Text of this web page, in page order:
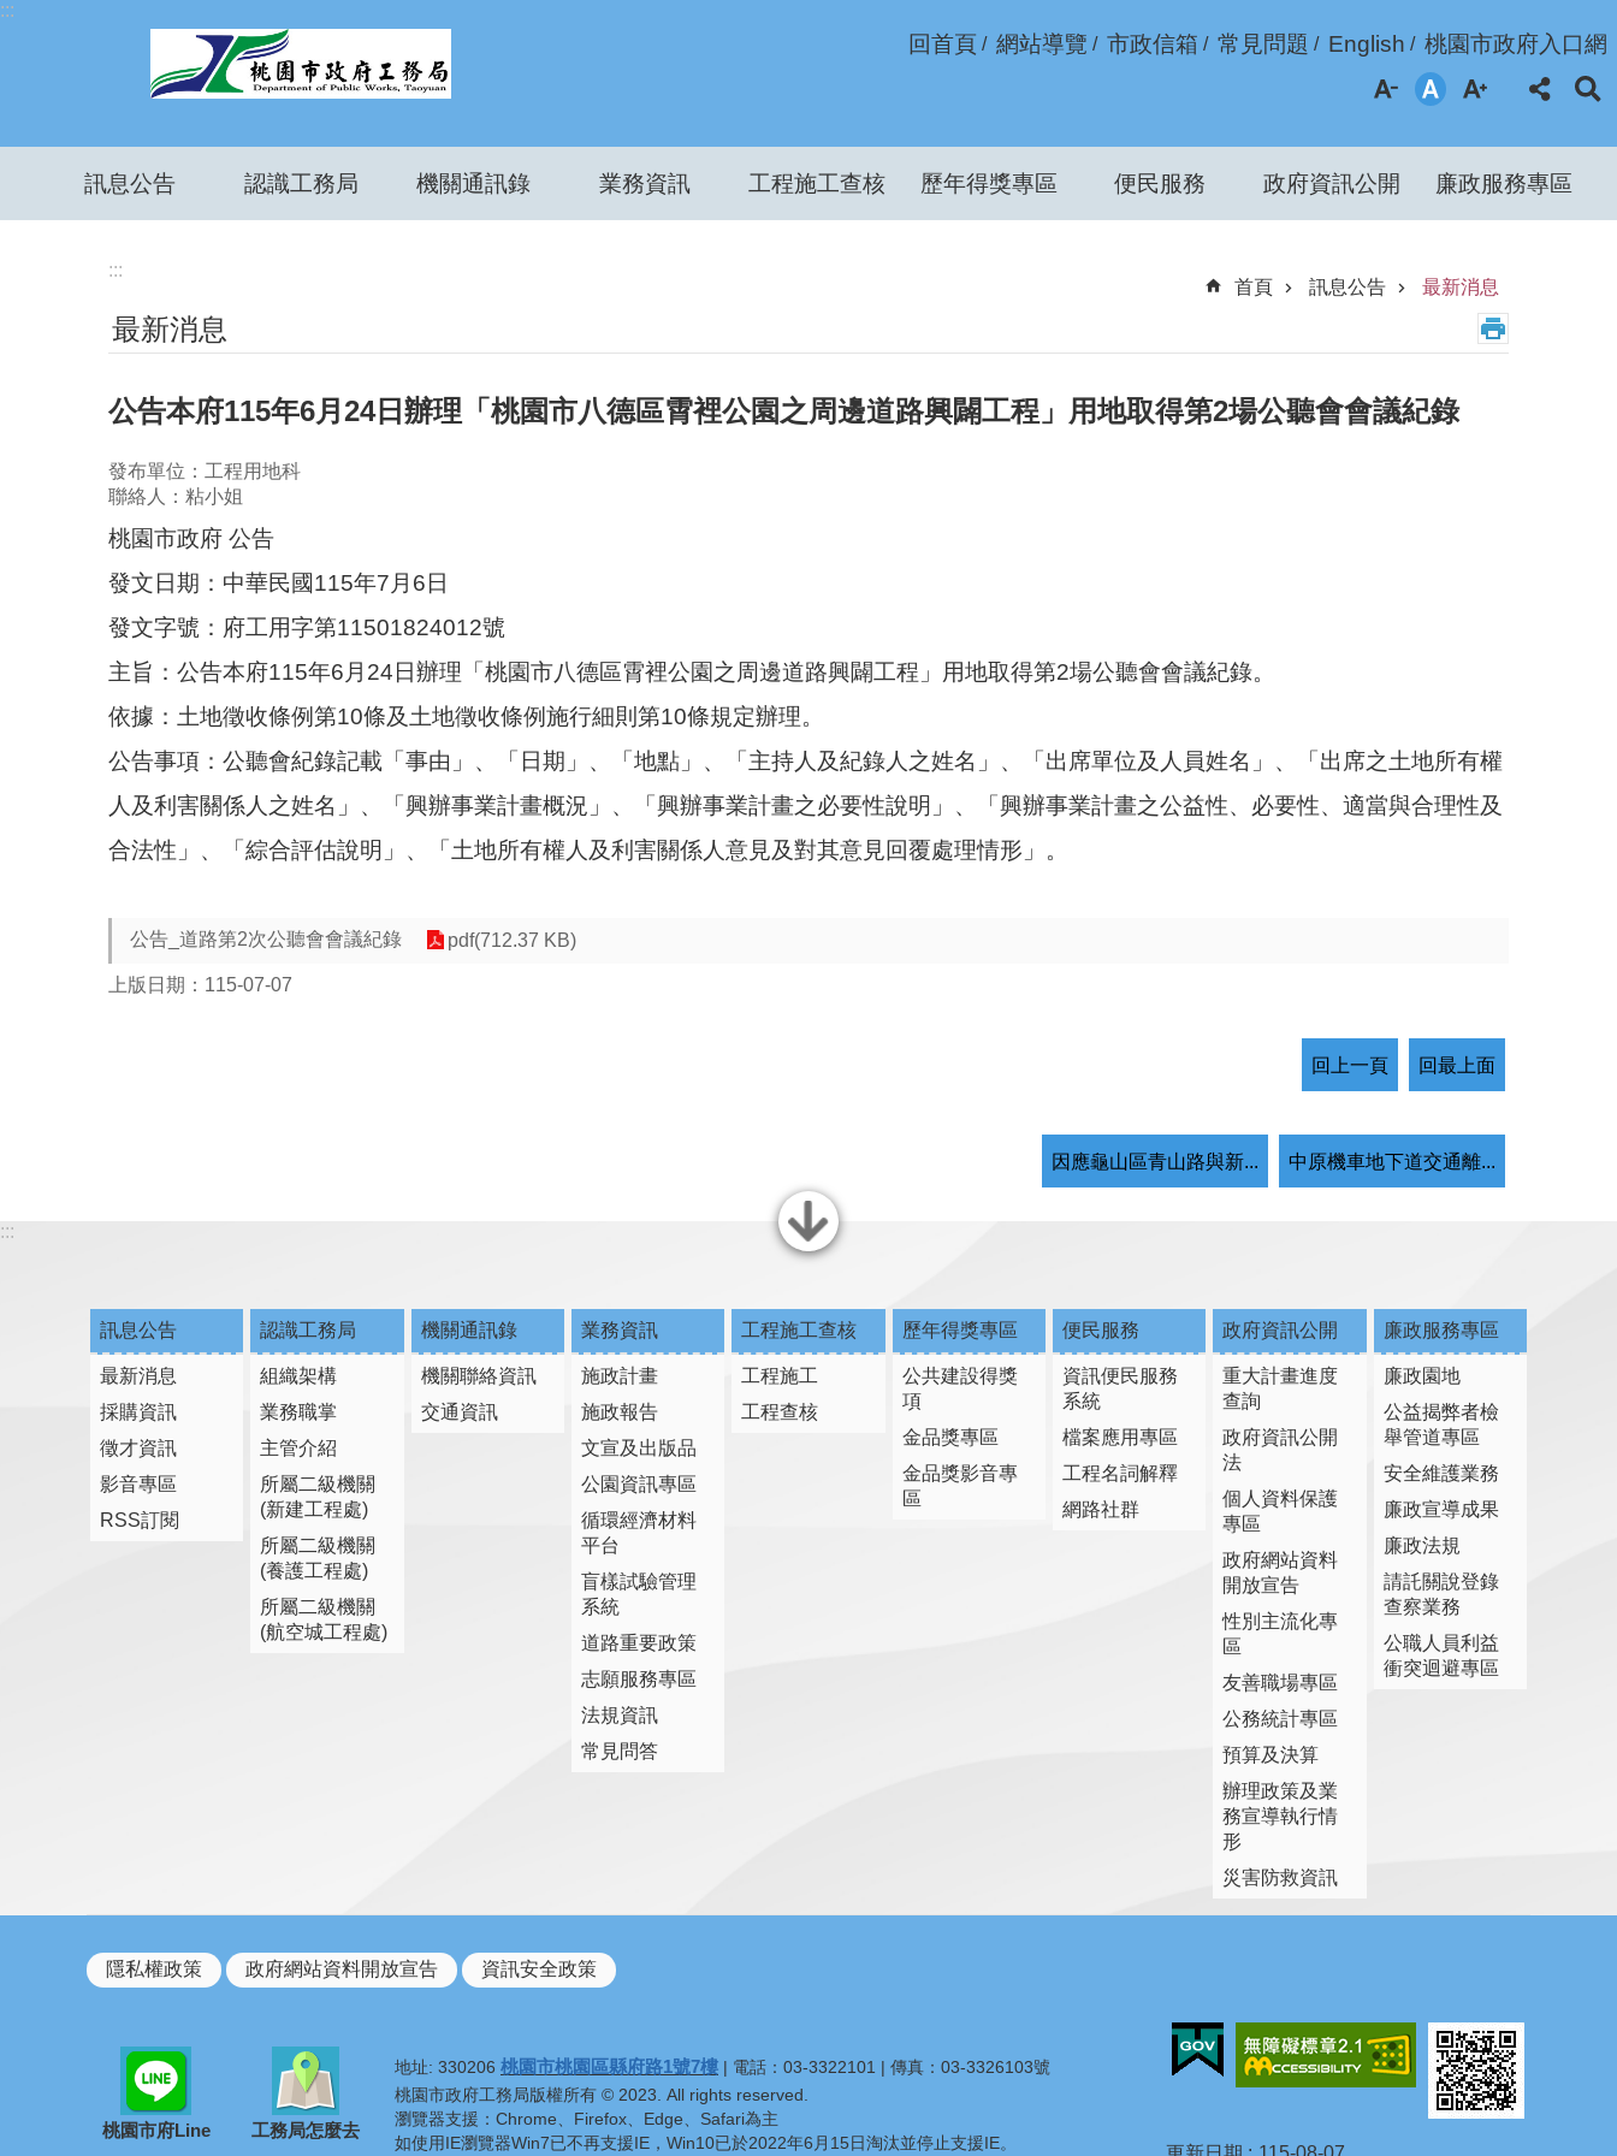
跳到主要內容區塊
:::
回首頁 網站導覽 市政信箱 常見問題 English 桃園市政府入口網
訊息公告 認識工務局 機關通訊錄 業務資訊 工程施工查核 歷年得獎專區 便民服務 政府資訊公開 廉政服務專區
:::
首頁
訊息公告 最新消息
最新消息
公告本府115年6月24日辦理「桃園市八德區霄裡公園之周邊道路興闢工程」用地取得第2場公聽會會議紀錄
發布單位：工程用地科
聯絡人：粘小姐
桃園市政府 公告
發文日期：中華民國115年7月6日
發文字號：府工用字第11501824012號
主旨：公告本府115年6月24日辦理「桃園市八德區霄裡公園之周邊道路興闢工程」用地取得第2場公聽會會議紀錄。
依據：土地徵收條例第10條及土地徵收條例施行細則第10條規定辦理。
公告事項：公聽會紀錄記載「事由」、「日期」、「地點」、「主持人及紀錄人之姓名」、「出席單位及人員姓名」、「出席之土地所有權
人及利害關係人之姓名」、「興辦事業計畫概況」、「興辦事業計畫之必要性說明」、「興辦事業計畫之公益性、必要性、適當與合理性及
合法性」、「綜合評估說明」、「土地所有權人及利害關係人意見及對其意見回覆處理情形」。
公告_道路第2次公聽會會議紀錄 pdf(712.37 KB)
上版日期：115-07-07
回上一頁 回最上面
因應龜山區青山路與新... 中原機車地下道交通離...
關閉
:::
訊息公告
最新消息
採購資訊
徵才資訊
影音專區
RSS訂閱
認識工務局
組織架構
業務職掌
主管介紹
所屬二級機關
(新建工程處)
所屬二級機關
(養護工程處)
所屬二級機關
(航空城工程處)
機關通訊錄
機關聯絡資訊
交通資訊
業務資訊
施政計畫
施政報告
文宣及出版品
公園資訊專區
循環經濟材料
平台
盲樣試驗管理
系統
道路重要政策
志願服務專區
法規資訊
常見問答
工程施工查核
工程施工
工程查核
歷年得獎專區
公共建設得獎
項
金品獎專區
金品獎影音專
區
便民服務
資訊便民服務
系統
檔案應用專區
工程名詞解釋
網路社群
政府資訊公開
重大計畫進度
查詢
政府資訊公開
法
個人資料保護
專區
政府網站資料
開放宣告
性別主流化專
區
友善職場專區
公務統計專區
預算及決算
辦理政策及業
務宣導執行情
形
災害防救資訊
廉政服務專區
廉政園地
公益揭弊者檢
舉管道專區
安全維護業務
廉政宣導成果
廉政法規
請託關說登錄
查察業務
公職人員利益
衝突迴避專區
隱私權政策 政府網站資料開放宣告 資訊安全政策
桃園市府Line 工務局怎麼去
地址: 330206 桃園市桃園區縣府路1號7樓 | 電話：03-3322101 | 傳真：03-3326103號
桃園市政府工務局版權所有 © 2023. All rights reserved.
瀏覽器支援：Chrome、Firefox、Edge、Safari為主
如使用IE瀏覽器Win7已不再支援IE，Win10已於2022年6月15日淘汰並停止支援IE。